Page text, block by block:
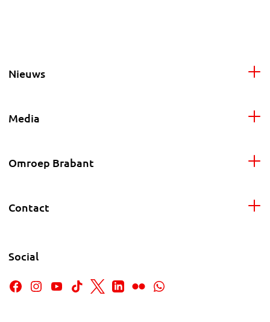
Nieuws
Media
Omroep Brabant
Contact
Social